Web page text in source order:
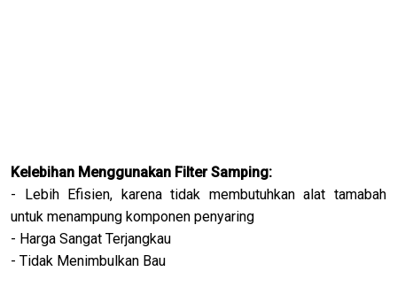
Kelebihan Menggunakan Filter Samping:
- Lebih Efisien, karena tidak membutuhkan alat tamabah
untuk menampung komponen penyaring
- Harga Sangat Terjangkau
- Tidak Menimbulkan Bau